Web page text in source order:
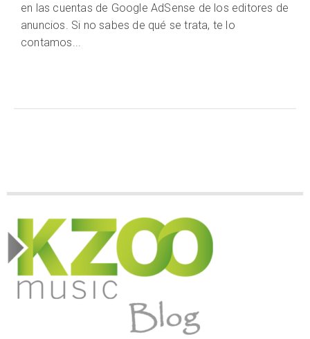
en las cuentas de Google AdSense de los editores de
anuncios. Si no sabes de qué se trata, te lo
contamos...